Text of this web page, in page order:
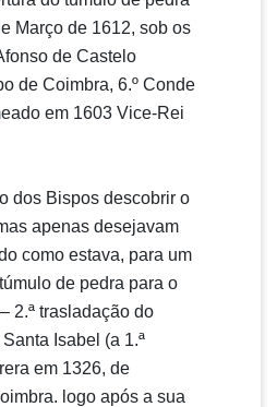
Março de 1612, sob os
de Castelo
de Coimbra, 6.º Conde
em 1603 Vice-Rei
dos Bispos descobrir o
apenas desejavam
como estava, para um
de pedra para o
2.ª trasladação do
Isabel (a 1.ª
em 1326, de
logo após a sua